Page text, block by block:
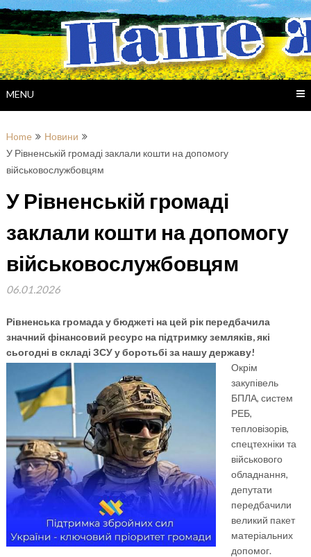
Skip
to
content
MENU
Home
Новини
У Рівненській громаді заклали кошти на допомогу
військовослужбовцям
У Рівненській громаді
заклали кошти на допомогу
військовослужбовцям
06.01.2026
Рівненська громада у бюджеті на цей рік передбачила
значний фінансовий ресурс на підтримку земляків, які
сьогодні в складі ЗСУ у боротьбі за нашу державу!
Окрім
закупівель
БПЛА, систем
РЕБ,
тепловізорів,
спецтехніки та
військового
обладнання,
депутати
передбачили
великий пакет
матеріальних
допомог.